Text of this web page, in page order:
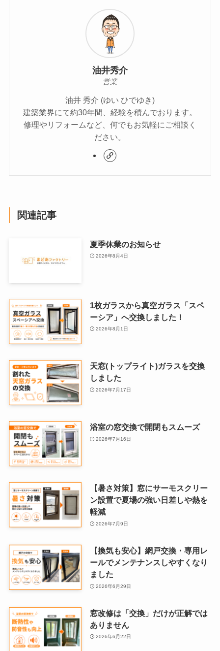
油井秀介
営業
油井 秀介 (ゆい ひでゆき)
建築業界にて約30年間、経験を積んでおります。
修理やリフォームなど、何でもお気軽にご相談く
ださい。
関連記事
夏季休業のお知らせ
2026年8月4日
1枚ガラスから真空ガラス「スペ
ーシア」へ交換しました！
2026年8月1日
天窓(トップライト)ガラスを交換
しました
2026年7月17日
浴室の窓交換で開閉もスムーズ
2026年7月16日
【暑さ対策】窓にサーモスクリー
ン設置で夏場の強い日差しや熱を
軽減
2026年7月9日
【換気も安心】網戸交換・専用レ
ールでメンテナンスしやすくなり
ました
2026年6月29日
窓改修は「交換」だけが正解では
ありません
2026年6月22日